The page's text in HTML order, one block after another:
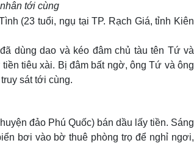
tới cùng
(23 tuổi, ngụ tại TP. Rạch Giá, tỉnh Kiên
dùng dao và kéo đâm chủ tàu tên Tứ và
tiêu xài. Bị đâm bất ngờ, ông Tứ và ông
sát tới cùng.
đảo Phú Quốc) bán dầu lấy tiền. Sáng
bơi vào bờ thuê phòng trọ để nghỉ ngơi,